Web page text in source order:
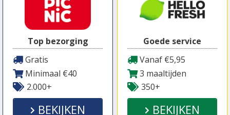
Top bezorging
Gratis
Minimaal €40
2.000+
BEKIJKEN
Goede service
Vanaf €5,95
3 maaltijden
350+
BEKIJKEN